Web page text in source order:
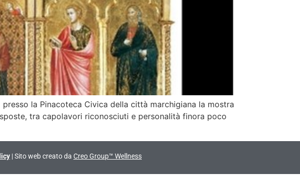
la Pinacoteca Civica della città marchigiana la mostra
tra capolavori riconosciuti e personalità finora poco
| Sito web creato da Creo Group™ Wellness